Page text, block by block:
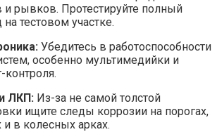
и рывков. Протестируйте полный
тестовом участке.
Убедитесь в работоспособности
особенно мультимедийки и
контроля.
ЛКП: Из-за не самой толстой
ищите следы коррозии на порогах,
и в колесных арках.